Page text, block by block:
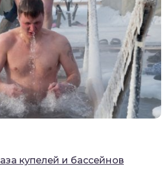
купелей и бассейнов